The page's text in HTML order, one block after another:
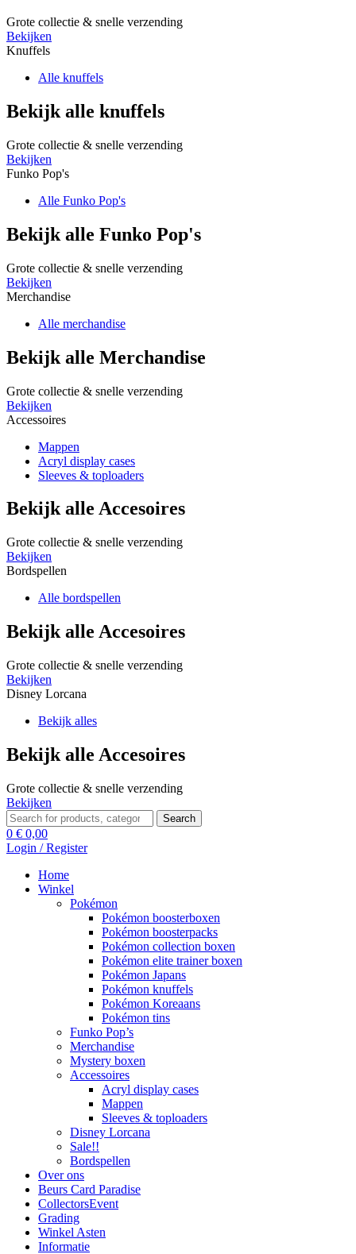
Grote collectie & snelle verzending
Bekijken
Knuffels
Alle knuffels
Bekijk alle knuffels
Grote collectie & snelle verzending
Bekijken
Funko Pop's
Alle Funko Pop's
Bekijk alle Funko Pop's
Grote collectie & snelle verzending
Bekijken
Merchandise
Alle merchandise
Bekijk alle Merchandise
Grote collectie & snelle verzending
Bekijken
Accessoires
Mappen
Acryl display cases
Sleeves & toploaders
Bekijk alle Accesoires
Grote collectie & snelle verzending
Bekijken
Bordspellen
Alle bordspellen
Bekijk alle Accesoires
Grote collectie & snelle verzending
Bekijken
Disney Lorcana
Bekijk alles
Bekijk alle Accesoires
Grote collectie & snelle verzending
Bekijken
Search
for:
Search
0 € 0,00
Login / Register
Home
Winkel
Pokémon
Pokémon boosterboxen
Pokémon boosterpacks
Pokémon collection boxen
Pokémon elite trainer boxen
Pokémon Japans
Pokémon knuffels
Pokémon Koreaans
Pokémon tins
Funko Pop’s
Merchandise
Mystery boxen
Accessoires
Acryl display cases
Mappen
Sleeves & toploaders
Disney Lorcana
Sale!!
Bordspellen
Over ons
Beurs Card Paradise
CollectorsEvent
Grading
Winkel Asten
Informatie